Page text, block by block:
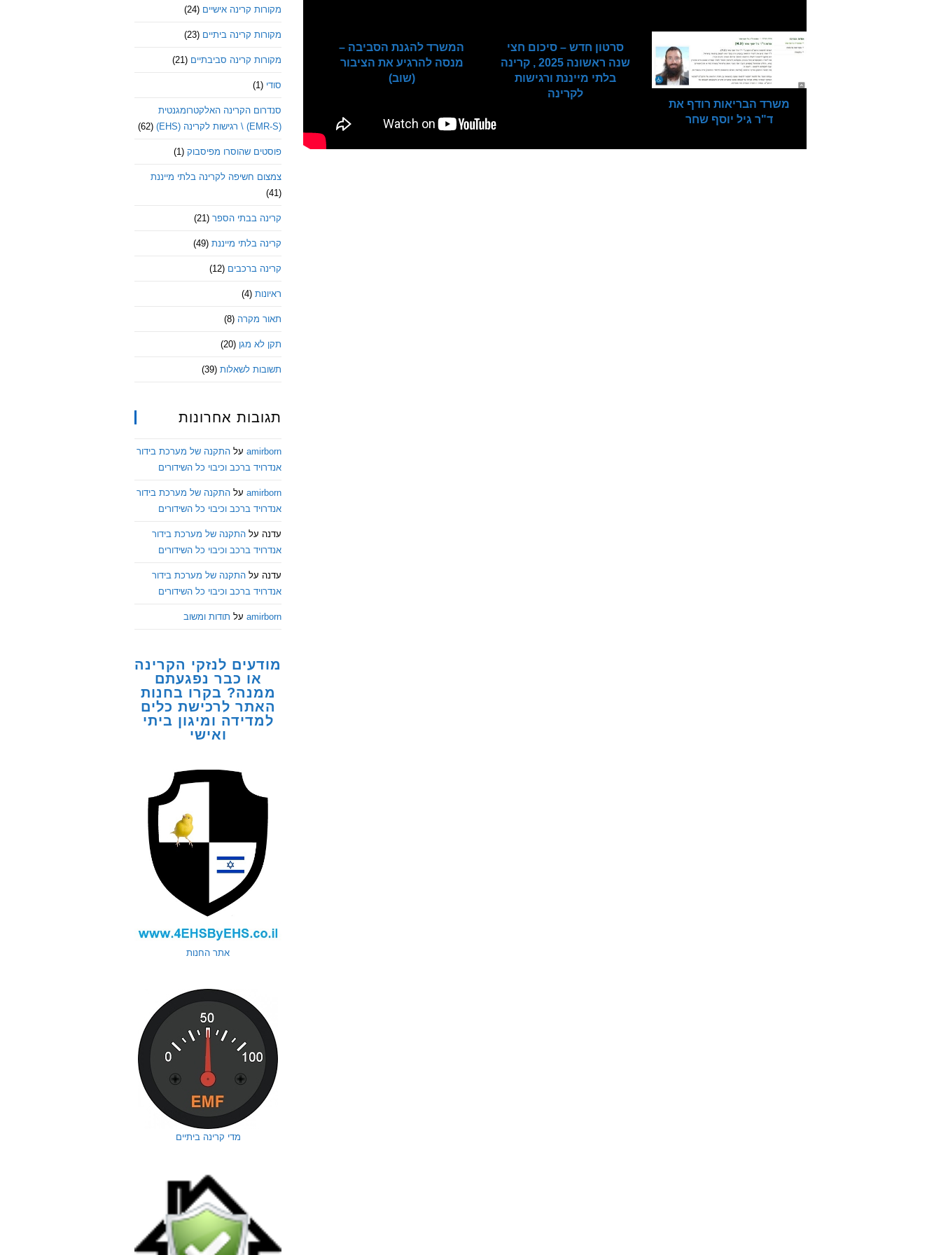
המשרד להגנת הסביבה –
מנסה להרגיע את הציבור
(שוב)
סרטון חדש – סיכום חצי
שנה ראשונה 2025 , קרינה
בלתי מייננת ורגישות
לקרינה
משרד הבריאות רודף את
ד"ר גיל יוסף שחר
מקורות קרינה אישיים (24)
מקורות קרינה ביתיים (23)
מקורות קרינה סביבתיים (21)
סודי (1)
סנדרום הקרינה האלקטרומגנטית
(EMR-S) \ רגישות לקרינה (EHS)
(62)
פוסטים שהוסרו מפיסבוק (1)
צמצום חשיפה לקרינה בלתי מייננת
(41)
קרינה בבתי הספר (21)
קרינה בלתי מייננת (49)
קרינה ברכבים (12)
ראיונות (4)
תאור מקרה (8)
תקן לא מגן (20)
תשובות לשאלות (39)
תגובות אחרונות
amirborn על התקנה של מערכת בידור
אנדרויד ברכב וכיבוי כל השידורים
amirborn על התקנה של מערכת בידור
אנדרויד ברכב וכיבוי כל השידורים
עדנה על התקנה של מערכת בידור
אנדרויד ברכב וכיבוי כל השידורים
עדנה על התקנה של מערכת בידור
אנדרויד ברכב וכיבוי כל השידורים
amirborn על תודות ומשוב
מודעים לנזקי הקרינה
או כבר נפגעתם
ממנה? בקרו בחנות
האתר לרכישת כלים
למדידה ומיגון ביתי
ואישי
אתר החנות
מדי קרינה ביתיים